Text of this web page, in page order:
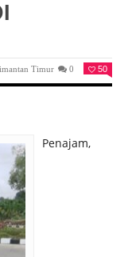
Timur 0 50
Penajam,